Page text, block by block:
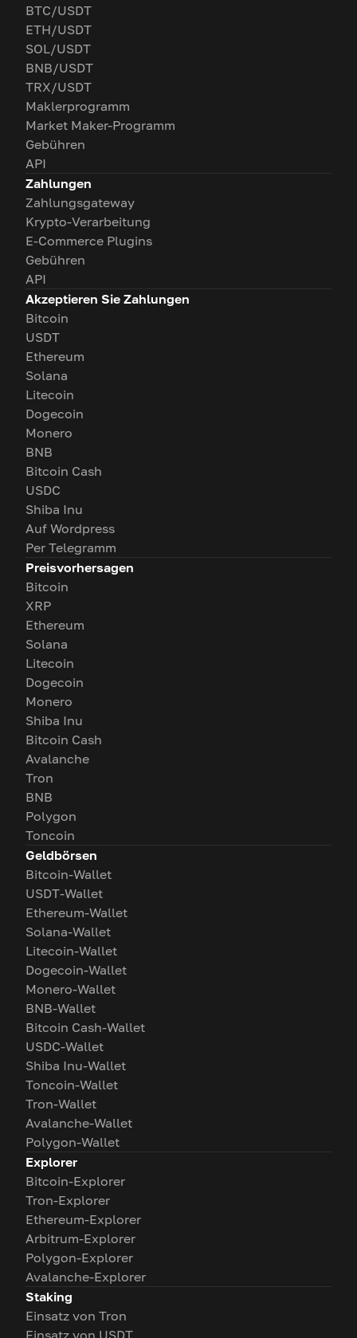
BTC/USDT
ETH/USDT
SOL/USDT
BNB/USDT
TRX/USDT
Maklerprogramm
Market Maker-Programm
Gebühren
API
Zahlungen
Zahlungsgateway
Krypto-Verarbeitung
E-Commerce Plugins
Gebühren
API
Akzeptieren Sie Zahlungen
Bitcoin
USDT
Ethereum
Solana
Litecoin
Dogecoin
Monero
BNB
Bitcoin Cash
USDC
Shiba Inu
Auf Wordpress
Per Telegramm
Preisvorhersagen
Bitcoin
XRP
Ethereum
Solana
Litecoin
Dogecoin
Monero
Shiba Inu
Bitcoin Cash
Avalanche
Tron
BNB
Polygon
Toncoin
Geldbörsen
Bitcoin-Wallet
USDT-Wallet
Ethereum-Wallet
Solana-Wallet
Litecoin-Wallet
Dogecoin-Wallet
Monero-Wallet
BNB-Wallet
Bitcoin Cash-Wallet
USDC-Wallet
Shiba Inu-Wallet
Toncoin-Wallet
Tron-Wallet
Avalanche-Wallet
Polygon-Wallet
Explorer
Bitcoin-Explorer
Tron-Explorer
Ethereum-Explorer
Arbitrum-Explorer
Polygon-Explorer
Avalanche-Explorer
Staking
Einsatz von Tron
Einsatz von USDT